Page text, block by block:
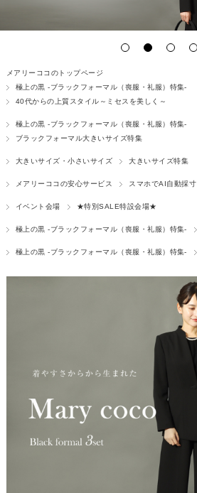
メアリーココのトップページ
極上の黒 -ブラックフォーマル（喪服・礼服）特集-
40代からの上質スタイル～ミセスを美しく～
極上の黒 -ブラックフォーマル（喪服・礼服）特集-
ブラックフォーマル大きいサイズ特集
大きいサイズ・小さいサイズ 大きいサイズ特集
メアリーココの安心サービス スマホでAI自動採寸
イベント会場 ★特別SALE特設会場★
極上の黒 -ブラックフォーマル（喪服・礼服）特集-
極上の黒 -ブラックフォーマル（喪服・礼服）特集-